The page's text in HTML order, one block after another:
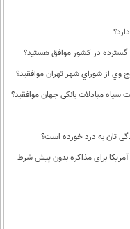
گسترده در کشور موافق هستید؟
از شوراي شهر تهران موافقيد؟
برای مذاکره بدون پیش شرط